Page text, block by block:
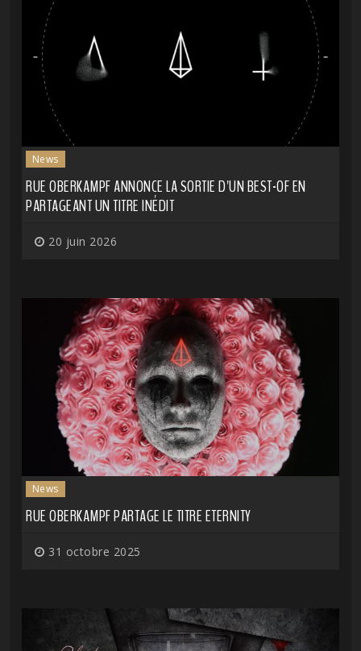
News
RUE OBERKAMPF ANNONCE LA SORTIE D'UN BEST-OF EN
PARTAGEANT UN TITRE INÉDIT
20 juin 2026
News
RUE OBERKAMPF PARTAGE LE TITRE ETERNITY
31 octobre 2025